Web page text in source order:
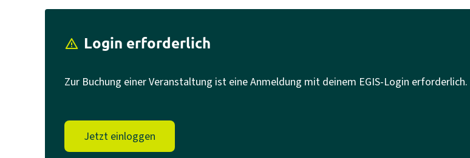
report_problem Login erforderlich
Zur Buchung einer Veranstaltung ist eine Anmeldung mit deinem EGIS-Login erforderlich.
Jetzt einloggen